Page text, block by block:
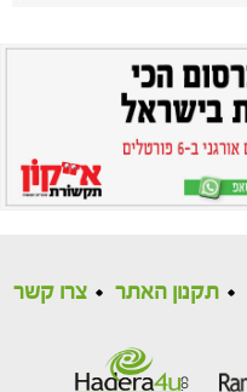
תקנון האתר צרו קשר